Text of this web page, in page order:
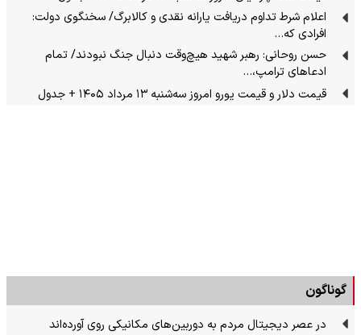
اعلام شرط تداوم دریافت یارانه نقدی و کالابرگ/ سخنگوی دولت:
افرادی که…
حسن روحانی: رهبر شهید هیچ‌وقت دنبال جنگ نبودند/ تمام
ادعاهای ترامپ،…
قیمت دلار و قیمت یورو امروز سه‌شنبه ۱۳ مرداد ۱۴۰۵ + جدول
گوناگون
در عصر دیجیتال مردم به دوربین‌های مکانیکی روی آورده‌اند